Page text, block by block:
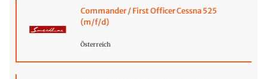
Commander / First Officer Cessna 525
(m/f/d)
Österreich